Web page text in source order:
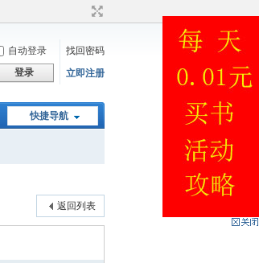
自动登录
找回密码
登录 立即注册
快捷导航
返回列表